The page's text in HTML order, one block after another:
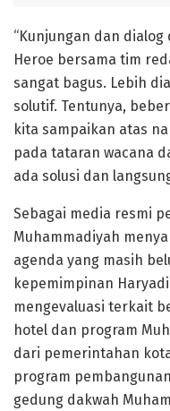
“Kunjungan dan
Heroe bersama tim
sangat bagus. Lebih
solutif. Tentunya,
kita sampaikan atas
pada tataran wacana
ada solusi dan
Sebagai media resmi
Muhammadiyah
agenda yang masih
kepemimpinan
mengevaluasi terkait
hotel dan program
dari pemerintahan
program
gedung dakwah